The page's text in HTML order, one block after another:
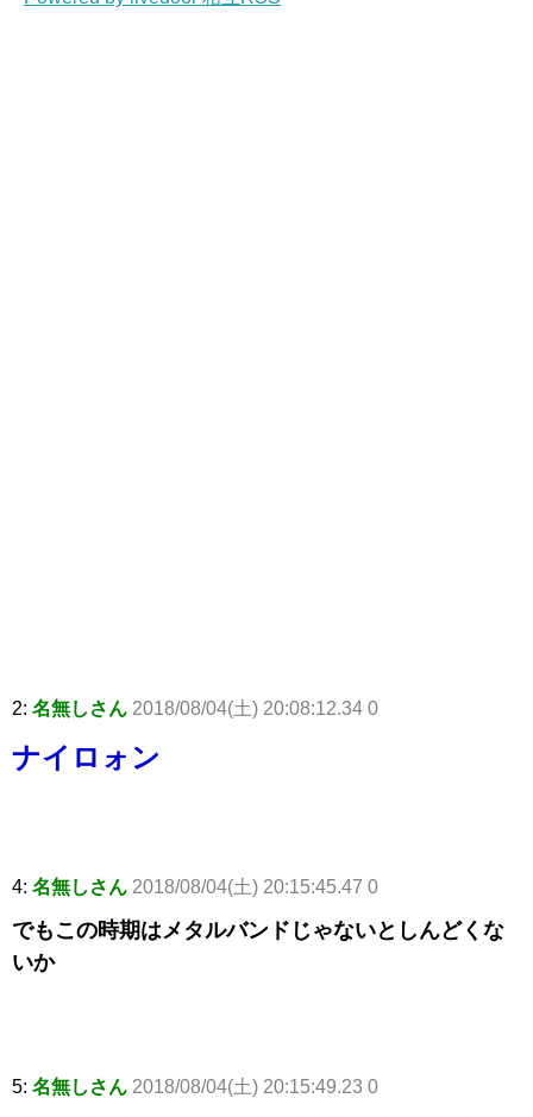
2: 名無しさん 2018/08/04(土) 20:08:12.34 0
ナイロォン
4: 名無しさん 2018/08/04(土) 20:15:45.47 0
でもこの時期はメタルバンドじゃないとしんどくな
いか
5: 名無しさん 2018/08/04(土) 20:15:49.23 0